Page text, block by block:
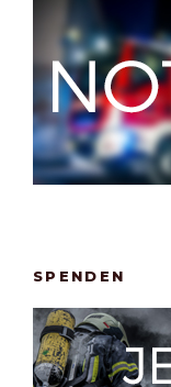
SPENDEN